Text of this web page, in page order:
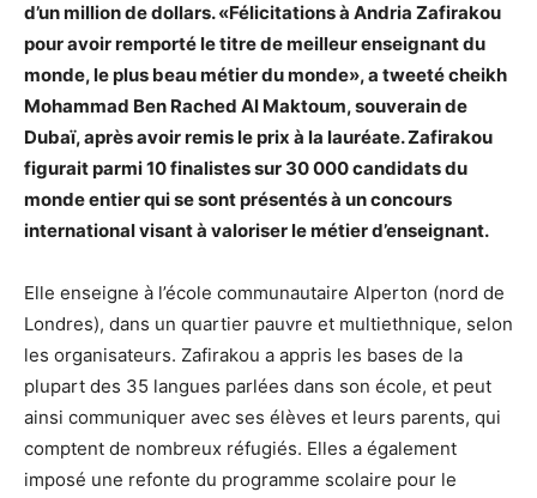
d’un million de dollars. «Félicitations à Andria Zafirakou
pour avoir remporté le titre de meilleur enseignant du
monde, le plus beau métier du monde», a tweeté cheikh
Mohammad Ben Rached Al Maktoum, souverain de
Dubaï, après avoir remis le prix à la lauréate. Zafirakou
figurait parmi 10 finalistes sur 30 000 candidats du
monde entier qui se sont présentés à un concours
international visant à valoriser le métier d’enseignant.
Elle enseigne à l’école communautaire Alperton (nord de
Londres), dans un quartier pauvre et multiethnique, selon
les organisateurs. Zafirakou a appris les bases de la
plupart des 35 langues parlées dans son école, et peut
ainsi communiquer avec ses élèves et leurs parents, qui
comptent de nombreux réfugiés. Elles a également
imposé une refonte du programme scolaire pour le